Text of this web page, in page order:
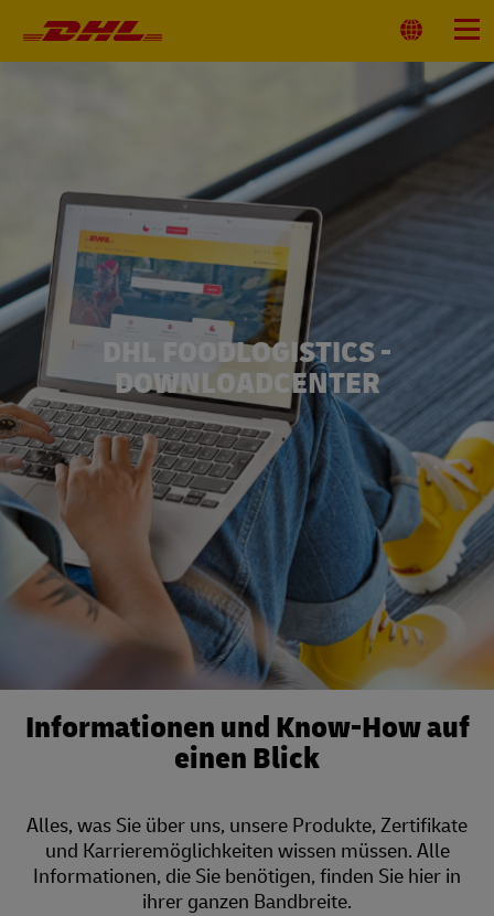
Standort
auswählen
Menü
DHL FOODLOGISTICS -
DOWNLOADCENTER
Informationen und Know-How auf
einen Blick
Alles, was Sie über uns, unsere Produkte, Zertifikate
und Karrieremöglichkeiten wissen müssen. Alle
Informationen, die Sie benötigen, finden Sie hier in
ihrer ganzen Bandbreite.